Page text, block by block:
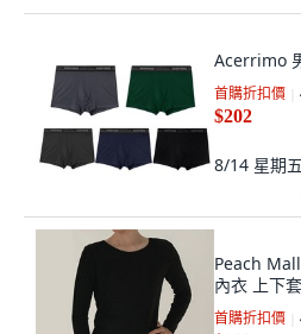
Acerrimo
首購折扣價
$202
8/14 星期五
Peach
內衣 上下
首購折扣價